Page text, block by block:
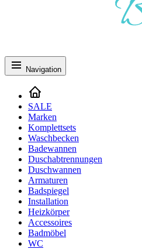
Navigation
SALE
Marken
Komplettsets
Waschbecken
Badewannen
Duschabtrennungen
Duschwannen
Armaturen
Badspiegel
Installation
Heizkörper
Accessoires
Badmöbel
WC